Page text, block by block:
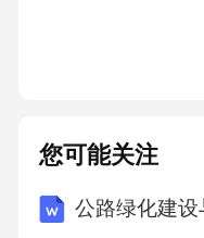
与底气；学会倾
表达，使用通俗
经验。2.讨论护士
苏、止血包扎等；
您可能关注
公路绿化建